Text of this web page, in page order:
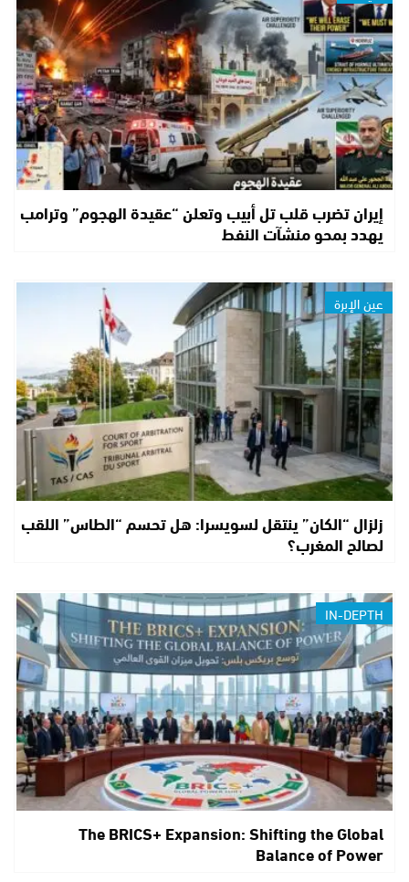
إيران تضرب قلب تل أبيب وتعلن “عقيدة الهجوم” وترامب
يهدد بمحو منشآت النفط
عين الإبرة
زلزال “الكان” ينتقل لسويسرا: هل تحسم “الطاس” اللقب
لصالح المغرب؟
IN-DEPTH
The BRICS+ Expansion: Shifting the Global
Balance of Power